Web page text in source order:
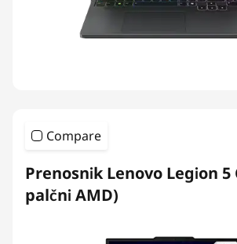
Compare
Prenosnik Lenovo Legion 5
palčni AMD)